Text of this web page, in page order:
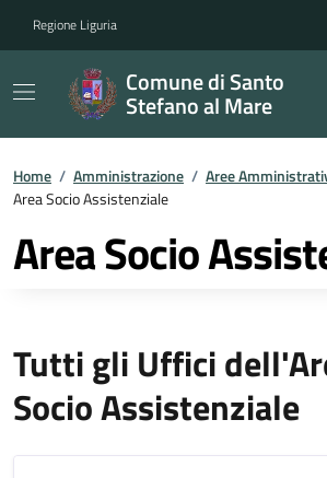
Regione Liguria
Comune di Santo
Stefano al Mare
Home / Amministrazione / Aree
Area Socio Assistenziale
Area Socio
Tutti gli Uffici
Socio Assistenziale